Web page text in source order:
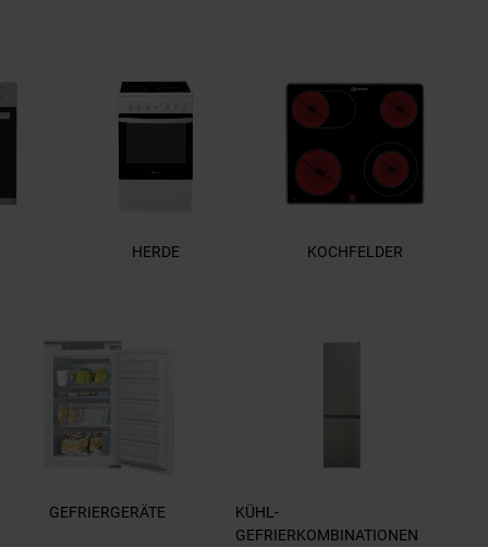
HERDE KOCHFELDER
GEFRIERGERÄTE
KÜHL-
GEFRIERKOMBINATIONEN